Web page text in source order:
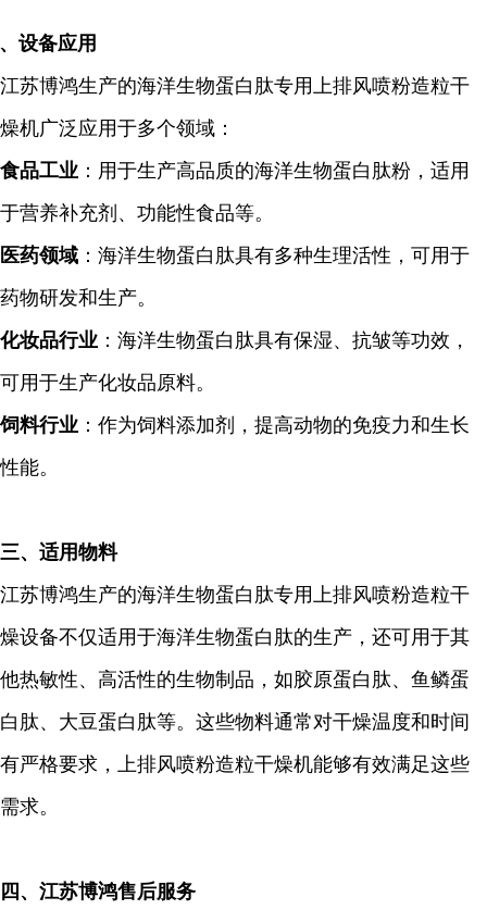
设备应用
江苏博鸿生产的海洋生物蛋白肽专用上排风喷粉造粒干
燥机广泛应用于多个领域：
食品工业 ：用于生产高品质的海洋生物蛋白肽粉，适用
于营养补充剂、功能性食品等。
医药领域 ：海洋生物蛋白肽具有多种生理活性，可用于
药物研发和生产。
化妆品行业 ：海洋生物蛋白肽具有保湿、抗皱等功效，
可用于生产化妆品原料。
饲料行业 ：作为饲料添加剂，提高动物的免疫力和生长
性能。
三、 适用物料
江苏博鸿生产的海洋生物蛋白肽专用上排风喷粉造粒干
燥设备不仅适用于海洋生物蛋白肽的生产，还可用于其
他热敏性、高活性的生物制品，如胶原蛋白肽、鱼鳞蛋
白肽、大豆蛋白肽等。这些物料通常对干燥温度和时间
有严格要求，上排风喷粉造粒干燥机能够有效满足这些
需求。
四、 江苏博鸿售后服务